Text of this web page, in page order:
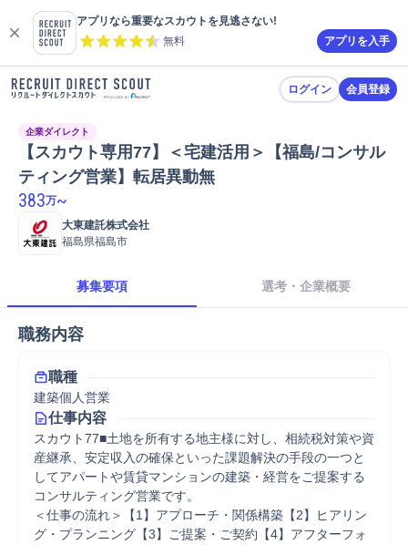
アプリなら重要なスカウトを見逃さない!
無料
アプリを入手
ログイン 会員登録
企業ダイレクト
【スカウト専用77】＜宅建活用＞【福島/コンサル
ティング営業】転居異動無
383万~
大東建託株式会社
福島県福島市
募集要項 選考・企業概要
職務内容
職種
建築個人営業
仕事内容
スカウト77■土地を所有する地主様に対し、相続税対策や資
産継承、安定収入の確保といった課題解決の手段の一つと
してアパートや賃貸マンションの建築・経営をご提案する
コンサルティング営業です。
＜仕事の流れ＞【1】アプローチ・関係構築【2】ヒアリン
グ・プランニング【3】ご提案・ご契約【4】アフターフォ